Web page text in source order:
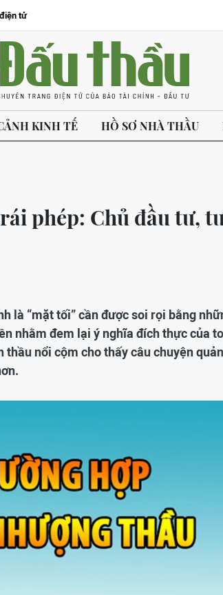
tử
KINH TẾ HỒ SƠ NHÀ THẦU
phép: Chủ đầu tư,
là “mặt tối” cần được soi rọi bằng
nhằm đem lại ý nghĩa đích thực của
nổi cộm cho thấy câu chuyện